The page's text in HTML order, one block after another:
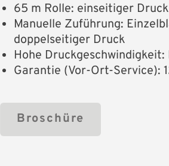
65 m Rolle: einseitiger Druck
Manuelle Zuführung:
doppelseitiger Druck
Hohe
Garantie (Vor-Ort-Service):
Broschüre